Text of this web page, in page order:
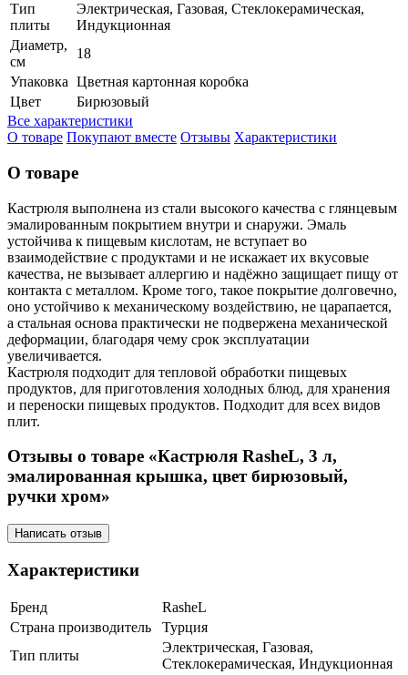
Тип
плиты
Электрическая, Газовая, Стеклокерамическая,
Индукционная
Диаметр,
см
18
Упаковка Цветная картонная коробка
Цвет
Бирюзовый
Все характеристики
О товаре Покупают вместе Отзывы Характеристики
О товаре
Кастрюля выполнена из стали высокого качества с глянцевым
эмалированным покрытием внутри и снаружи. Эмаль
устойчива к пищевым кислотам, не вступает во
взаимодействие с продуктами и не искажает их вкусовые
качества, не вызывает аллергию и надёжно защищает пищу от
контакта с металлом. Кроме того, такое покрытие долговечно,
оно устойчиво к механическому воздействию, не царапается,
а стальная основа практически не подвержена механической
деформации, благодаря чему срок эксплуатации
увеличивается.
Кастрюля подходит для тепловой обработки пищевых
продуктов, для приготовления холодных блюд, для хранения
и переноски пищевых продуктов. Подходит для всех видов
плит.
Отзывы о товаре «Кастрюля RasheL, 3 л,
эмалированная крышка, цвет бирюзовый,
ручки хром»
Написать отзыв
Характеристики
Бренд
RasheL
Страна производитель
Турция
Тип плиты
Электрическая, Газовая,
Стеклокерамическая, Индукционная